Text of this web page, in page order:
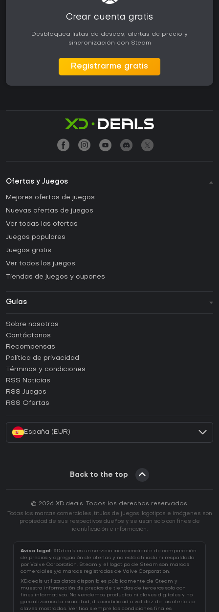
Crear cuenta gratis
Desbloquea listas de deseos, alertas de precio y
sincronización con Steam
Registrarme gratis
Ofertas y Juegos
Mejores ofertas de juegos
Nuevas ofertas de juegos
Ver todas las ofertas
Juegos populares
Juegos gratis
Ver todos los juegos
Tiendas de juegos y cupones
Guías
Guías y tutoriales
¿Cómo activar una CD Key de Steam?
¿Cómo activar una CD Key de Epic Games?
¿Cómo activar una CD Key de GOG?
¿Cómo activar una CD Key de Ubisoft Connect?
Sobre nosotros
Contáctanos
Recompensas
Política de privacidad
Términos y condiciones
RSS Noticias
RSS Juegos
RSS Ofertas
España (EUR)
Back to the top
© 2026 XD.deals. Todos los derechos reservados.
Todas las marcas comerciales, títulos de juegos, logotipos e imágenes son
propiedad de sus respectivos dueños y se usan solo con fines de
identificación e información.
Aviso legal: XD.deals es un servicio independiente de comparación
de precios y agregación de ofertas y no está afiliado ni respaldado
por Valve Corporation. Steam y el logotipo de Steam son marcas
comerciales y/o marcas registradas de Valve Corporation.
XD.deals utiliza datos disponibles públicamente de Steam y
muestra información de precios de tiendas de terceros solo con
fines informativos. No vendemos productos ni claves digitales y no
garantizamos la exactitud, disponibilidad o validez de las ofertas o
claves mostradas. Verifica siempre las condiciones finales